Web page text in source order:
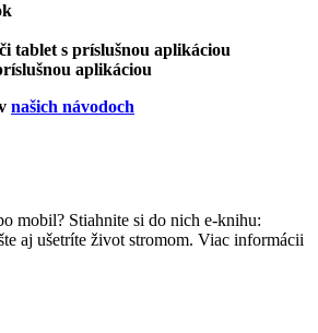
tablet s príslušnou aplikáciou
aplikáciou
našich návodoch
mobil? Stiahnite si do nich e-knihu:
aj ušetríte život stromom. Viac informácii